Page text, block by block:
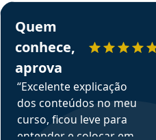
Estudante Elais recomenda o
Quem
conhece,
aprova
“Excelente explicação
dos conteúdos no meu
curso, ficou leve para
entender e colocar em